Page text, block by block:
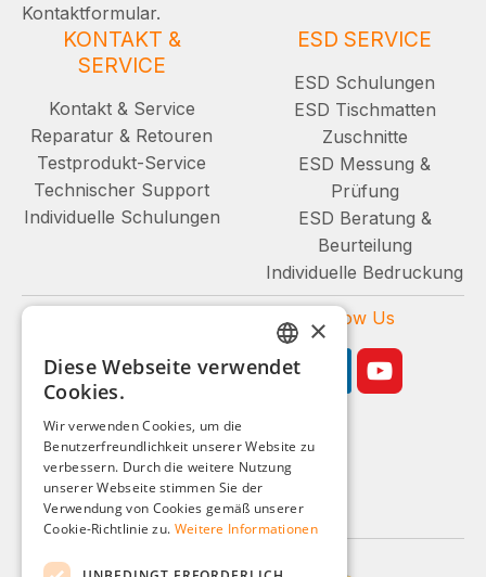
Kontaktformular.
KONTAKT &
SERVICE
Kontakt & Service
Reparatur & Retouren
Testprodukt-Service
Technischer Support
Individuelle Schulungen
ESD SERVICE
ESD Schulungen
ESD Tischmatten
Zuschnitte
ESD Messung &
Prüfung
ESD Beratung &
Beurteilung
Individuelle Bedruckung
Follow Us
Geschäftskunden-Shop
Alle Preise zzgl. MwSt.
GERMAN
FRENCH
DUTCH
×
Diese Webseite verwendet
Cookies.
Wir verwenden Cookies, um die
Benutzerfreundlichkeit unserer Website zu
verbessern. Durch die weitere Nutzung
unserer Webseite stimmen Sie der
Verwendung von Cookies gemäß unserer
Cookie-Richtlinie zu. Weitere Informationen